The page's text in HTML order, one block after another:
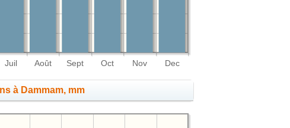
Juil Août Sept Oct Nov Dec
à Dammam, mm